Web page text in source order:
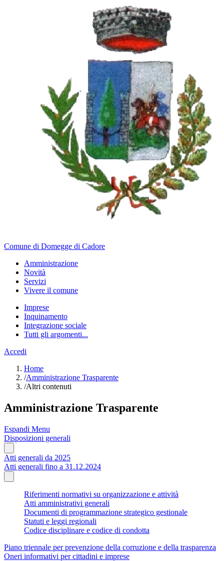
Comune di Domegge di Cadore
Amministrazione
Novità
Servizi
Vivere il comune
Imprese
Inquinamento
Integrazione sociale
Tutti gli argomenti...
Accedi
Home
/Amministrazione Trasparente
/Altri contenuti
Amministrazione Trasparente
Espandi Menu
Disposizioni generali
Atti generali da 2025
Atti generali fino a 31.12.2024
Riferimenti normativi su organizzazione e attività
Atti amministrativi generali
Documenti di programmazione strategico gestionale
Statuti e leggi regionali
Codice disciplinare e codice di condotta
Piano triennale per prevenzione della corruzione e della trasparenza
Oneri informativi per cittadini e imprese